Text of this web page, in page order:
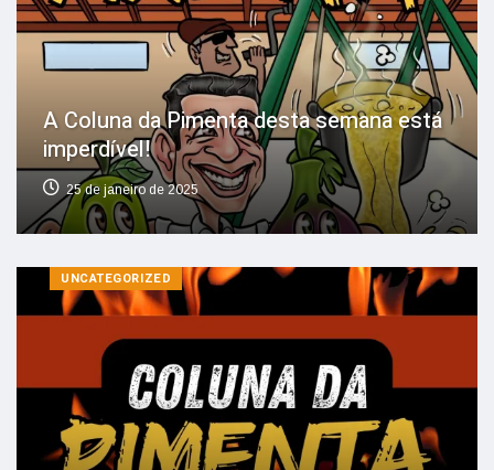
A Coluna da Pimenta desta semana está
imperdível!
25 de janeiro de 2025
UNCATEGORIZED